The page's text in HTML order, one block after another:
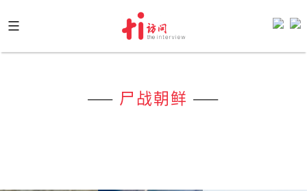
to
content
—— 尸战朝鲜 ——